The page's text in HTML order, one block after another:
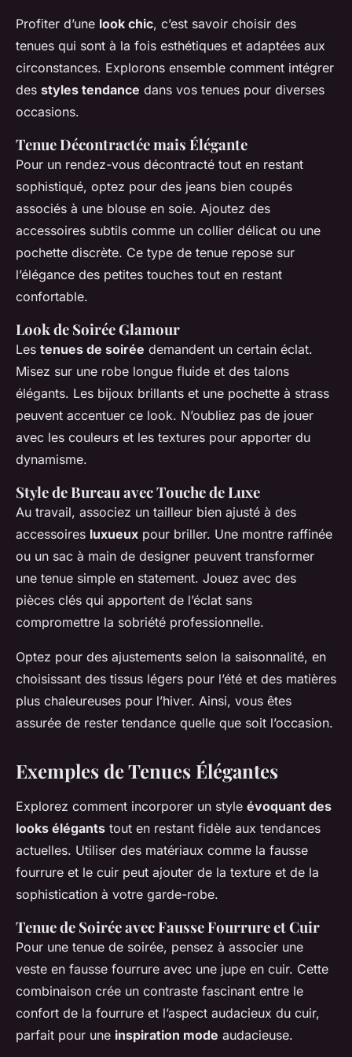
Profiter d’une look chic, c’est savoir choisir des
tenues qui sont à la fois esthétiques et adaptées aux
circonstances. Explorons ensemble comment intégrer
des styles tendance dans vos tenues pour diverses
occasions.
Tenue Décontractée mais Élégante
Pour un rendez-vous décontracté tout en restant
sophistiqué, optez pour des jeans bien coupés
associés à une blouse en soie. Ajoutez des
accessoires subtils comme un collier délicat ou une
pochette discrète. Ce type de tenue repose sur
l’élégance des petites touches tout en restant
confortable.
Look de Soirée Glamour
Les tenues de soirée demandent un certain éclat.
Misez sur une robe longue fluide et des talons
élégants. Les bijoux brillants et une pochette à strass
peuvent accentuer ce look. N’oubliez pas de jouer
avec les couleurs et les textures pour apporter du
dynamisme.
Style de Bureau avec Touche de Luxe
Au travail, associez un tailleur bien ajusté à des
accessoires luxueux pour briller. Une montre raffinée
ou un sac à main de designer peuvent transformer
une tenue simple en statement. Jouez avec des
pièces clés qui apportent de l’éclat sans
compromettre la sobriété professionnelle.
Optez pour des ajustements selon la saisonnalité, en
choisissant des tissus légers pour l’été et des matières
plus chaleureuses pour l’hiver. Ainsi, vous êtes
assurée de rester tendance quelle que soit l’occasion.
Exemples de Tenues Élégantes
Explorez comment incorporer un style évoquant des
looks élégants tout en restant fidèle aux tendances
actuelles. Utiliser des matériaux comme la fausse
fourrure et le cuir peut ajouter de la texture et de la
sophistication à votre garde-robe.
Tenue de Soirée avec Fausse Fourrure et Cuir
Pour une tenue de soirée, pensez à associer une
veste en fausse fourrure avec une jupe en cuir. Cette
combinaison crée un contraste fascinant entre le
confort de la fourrure et l’aspect audacieux du cuir,
parfait pour une inspiration mode audacieuse.